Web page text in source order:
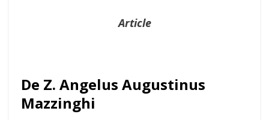
Article
De Z. Angelus Augustinus
Mazzinghi